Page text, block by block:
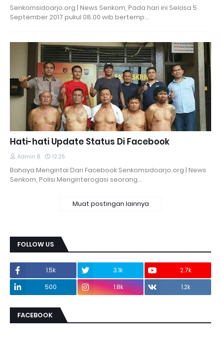
Senkomsidoarjo.org | News Senkom, Pada hari ini Selasa 5
September 2017 pukul 08.00 wib bertemp…
Hati-hati Update Status Di Facebook
Admin B 12.25
Bahaya Mengintai Dari Facebook Senkomsidoarjo.org | News
Senkom, Polisi Menginterogasi seorang…
Muat postingan lainnya
FOLLOW US
1.5k 3.1k
2.7k
500
1.8k 1.2k
FACEBOOK